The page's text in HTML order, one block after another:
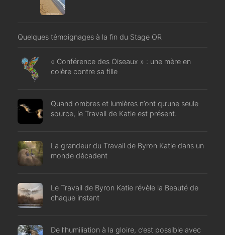
Quelques témoignages à la fin du Stage OR
« Conférence des Oiseaux » : une mère en
colère contre sa fille
Quand ombres et lumières n’ont qu’une seule
source, le Travail de Katie est présent.
La grandeur du Travail de Byron Katie dans un
monde décadent
Le Travail de Byron Katie révèle la Beauté de
chaque instant
De l’humiliation à la gloire, c’est possible avec